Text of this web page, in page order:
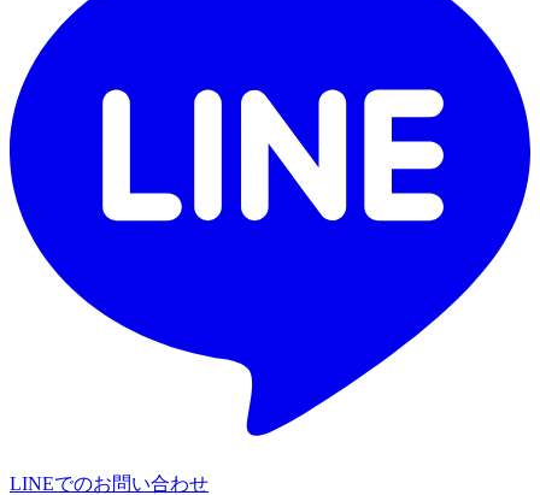
LINEでのお問い合わせ